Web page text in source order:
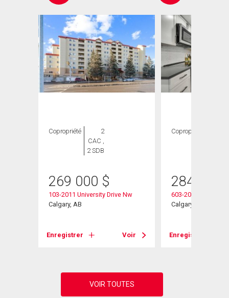
Copropriété
2
CAC ,
2 SDB
269 000 $
103-2011 University Drive Nw
Calgary, AB
Enregistrer Voir
Copropriété
284 900
603-2011
Calgary, AB
Enregistrer